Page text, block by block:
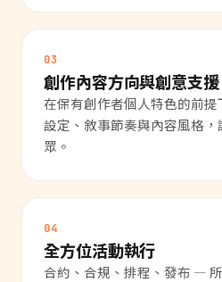
03
創作內容方向與創意支援
在保有創作者個人特色的前
設定、敘事節奏與內容風格
眾。
04
全方位活動執行
合約、合規、排程、發布 —